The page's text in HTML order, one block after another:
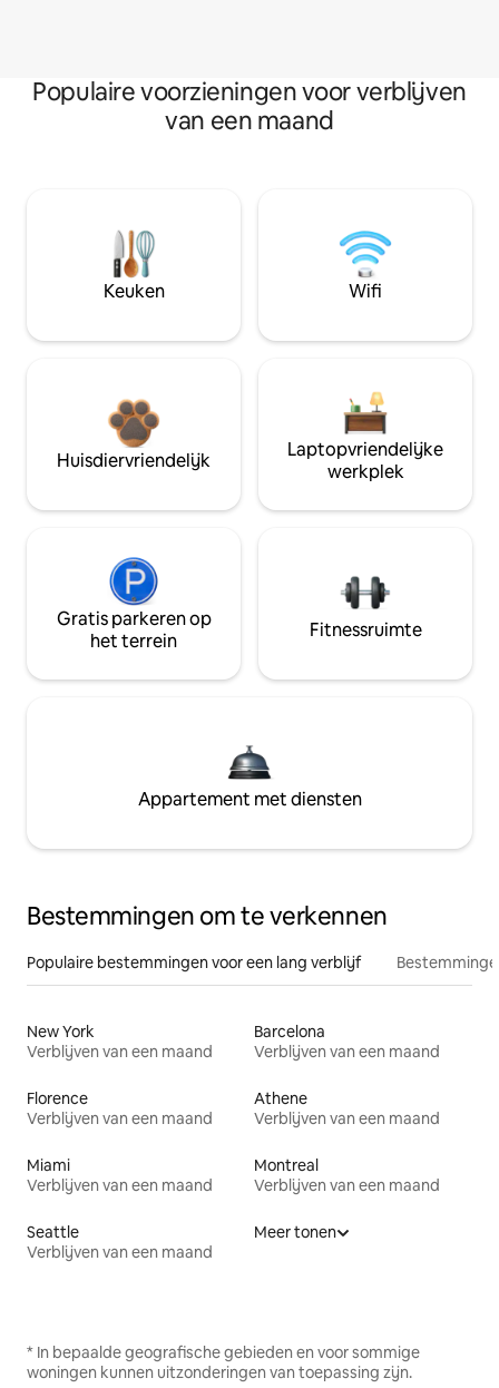
Populaire voorzieningen voor verblijven
van een maand
Keuken Wifi
Huisdiervriendelijk
Laptopvriendelijke
werkplek
Gratis parkeren op
het terrein
Fitnessruimte
Appartement met diensten
Bestemmingen om te verkennen
Populaire bestemmingen voor een lang verblijf
New York
Verblijven van een maand
Barcelona
Verblijven van een maand
Florence
Verblijven van een maand
Athene
Verblijven van een maand
Miami
Verblijven van een maand
Montreal
Verblijven van een maand
Seattle
Verblijven van een maand
Meer tonen
* In bepaalde geografische gebieden en voor sommige
woningen kunnen uitzonderingen van toepassing zijn.